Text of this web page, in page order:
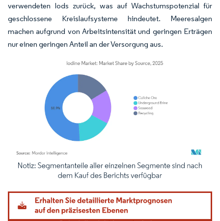
verwendeten Iods zurück, was auf Wachstumspotenzial für
geschlossene Kreislaufsysteme hindeutet. Meeresalgen
machen aufgrund von Arbeitsintensität und geringen Erträgen
nur einen geringen Anteil an der Versorgung aus.
Bild © Mordor Intelligence. Wiederverwendung erfordert Namensnennung